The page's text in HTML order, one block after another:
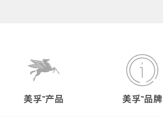
美孚™产品 美孚™品牌